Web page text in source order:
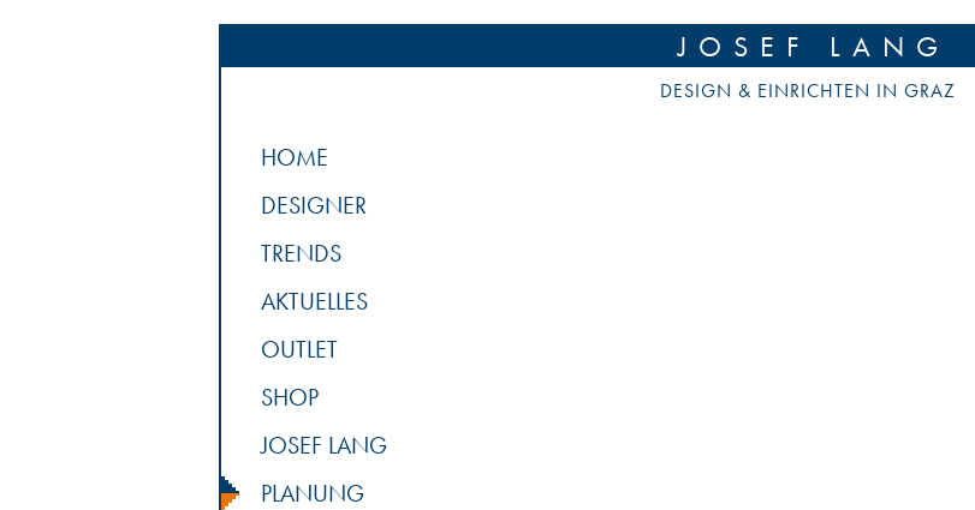
JOSEF LANG
DESIGN & EINRICHTEN IN GRAZ
HOME
DESIGNER
TRENDS
AKTUELLES
OUTLET
SHOP
JOSEF LANG
PLANUNG